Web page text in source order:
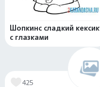
Шопкинс сладкий кексик
с глазками
425